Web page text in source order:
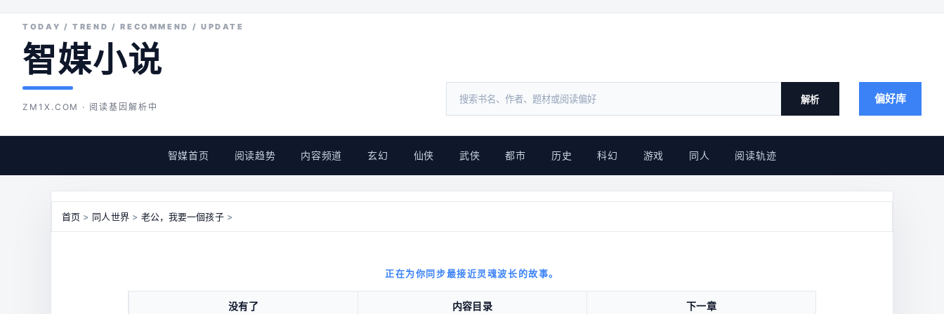
智媒小说
ZM1X.COM · 阅读基因解析中
解析 偏好库
智媒首页 阅读趋势 内容频道 玄幻 仙侠 武侠 都市 历史 科幻 游戏 同人 阅读轨迹
首页 > 同人世界> 老公，我要一個孩子>
正在为你同步最接近灵魂波长的故事。
没有了 内容目录 下一章